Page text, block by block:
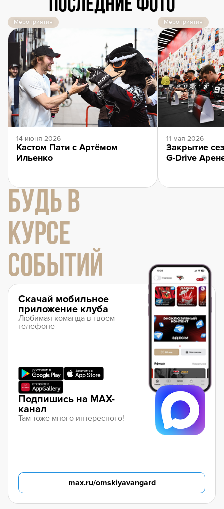
Последние фото
Мероприятия
14 июня 2026
Кастом Пати с Артёмом
Ильенко
Мероприятия
11 мая 2026
Закрытие
G-Drive
БУДЬ В
КУРСЕ
СОБЫТИЙ
Скачай мобильное
приложение клуба
Любимая команда в твоем
телефоне
Подпишись на MAX-
канал
Там тоже много интересного!
max.ru/omskiyavangard